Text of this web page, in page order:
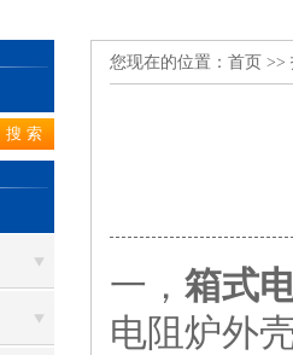
您现在的位置： 首页 >>
一， 箱式
电阻炉外